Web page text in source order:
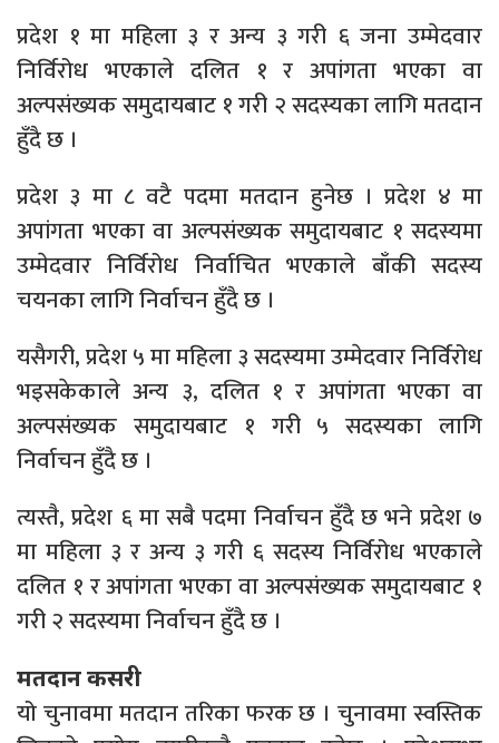
प्रदेश १ मा महिला ३ र अन्य ३ गरी ६ जना उम्मेदवार
निर्विरोध भएकाले दलित १ र अपांगता भएका वा
अल्पसंख्यक समुदायबाट १ गरी २ सदस्यका लागि मतदान
हुँदै छ ।
प्रदेश ३ मा ८ वटै पदमा मतदान हुनेछ । प्रदेश ४ मा
अपांगता भएका वा अल्पसंख्यक समुदायबाट १ सदस्यमा
उम्मेदवार निर्विरोध निर्वाचित भएकाले बाँकी सदस्य
चयनका लागि निर्वाचन हुँदै छ ।
यसैगरी, प्रदेश ५ मा महिला ३ सदस्यमा उम्मेदवार निर्विरोध
भइसकेकाले अन्य ३, दलित १ र अपांगता भएका वा
अल्पसंख्यक समुदायबाट १ गरी ५ सदस्यका लागि
निर्वाचन हुँदै छ ।
त्यस्तै, प्रदेश ६ मा सबै पदमा निर्वाचन हुँदै छ भने प्रदेश ७
मा महिला ३ र अन्य ३ गरी ६ सदस्य निर्विरोध भएकाले
दलित १ र अपांगता भएका वा अल्पसंख्यक समुदायबाट १
गरी २ सदस्यमा निर्वाचन हुँदै छ ।
मतदान कसरी
यो चुनावमा मतदान तरिका फरक छ । चुनावमा स्वस्तिक